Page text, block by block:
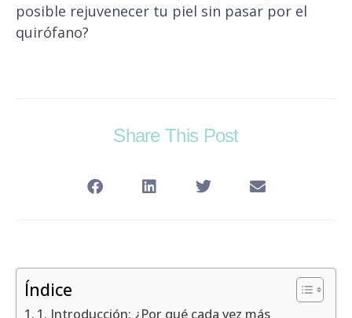
posible rejuvenecer tu piel sin pasar por el
quirófano?
Share This Post
Índice
1. Introducción: ¿Por qué cada vez más